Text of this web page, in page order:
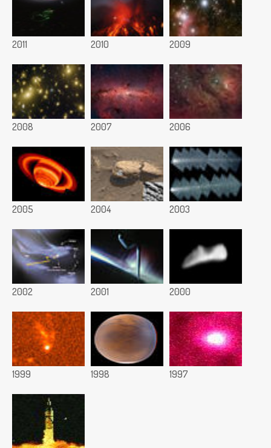
2011 2010 2009
2008 2007 2006
2005 2004 2003
2002 2001 2000
1999 1998 1997